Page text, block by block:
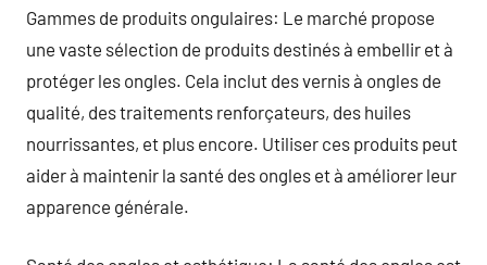
Gammes de produits ongulaires: Le marché propose
une vaste sélection de produits destinés à embellir et à
protéger les ongles. Cela inclut des vernis à ongles de
qualité, des traitements renforçateurs, des huiles
nourrissantes, et plus encore. Utiliser ces produits peut
aider à maintenir la santé des ongles et à améliorer leur
apparence générale.